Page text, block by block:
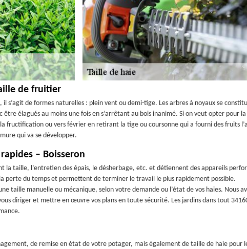
de fruitier
il s’agit de formes naturelles : plein vent ou demi-tige. Les arbres à noyaux se
être élagués au moins une fois en s’arrêtant au bois inanimé. Si on veut opter pour
fructification ou vers février en retirant la tige ou coursonne qui a fourni des fruits
qui va se développer.
– Boisseron
la taille, l’entretien des épais, le désherbage, etc. et détiennent des appareils
perte du temps et permettent de terminer le travail le plus rapidement possible.
taille manuelle ou mécanique, selon votre demande ou l’état de vos haies. Nous
diriger et mettre en œuvre vos plans en toute sécurité. Les jardins dans tout
de remise en état de votre potager, mais également de taille de haie pour